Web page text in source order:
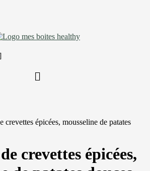
crevettes épicées, mousseline de patates
crevettes épicées,